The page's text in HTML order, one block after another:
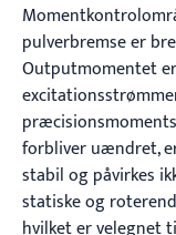
pulverbremse er
Outputmomentet
forbliver uændret,
stabil og påvirkes
statiske og